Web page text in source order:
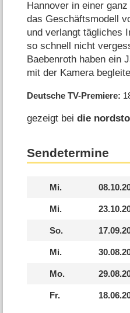
Hannover in einer
das Geschäftsmodell
und verlangt tägliches
so schnell nicht
Baebenroth haben ein
mit der Kamera
Deutsche TV-Premiere
gezeigt beidie
Sendetermine
Mi.
Mi.
So.
Mi.
Mo.
Fr.